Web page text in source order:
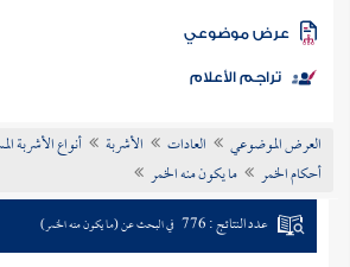
الكتب
موضوعي
تراجم الأعلام
العرض الموضوعي العادات الأشربة أنواع الأشربة
أحكام الخمر
ما يكون منه الخمر
عدد النتائج : 776 في البحث عن (ما يكون منه الخمر)